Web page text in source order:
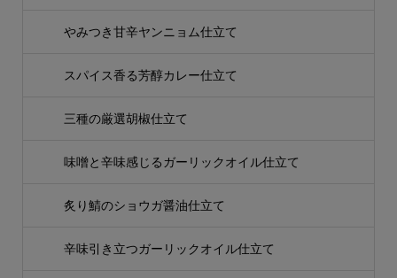
やみつき甘辛ヤンニョム仕立て
スパイス香る芳醇カレー仕立て
三種の厳選胡椒仕立て
味噌と辛味感じるガーリックオイル仕立て
炙り鯖のショウガ醤油仕立て
辛味引き立つガーリックオイル仕立て